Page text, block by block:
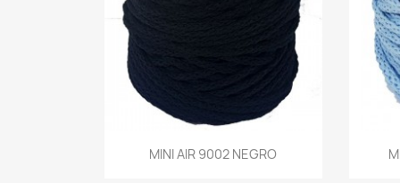
MINI AIR 9002 NEGRO
Vista rápida